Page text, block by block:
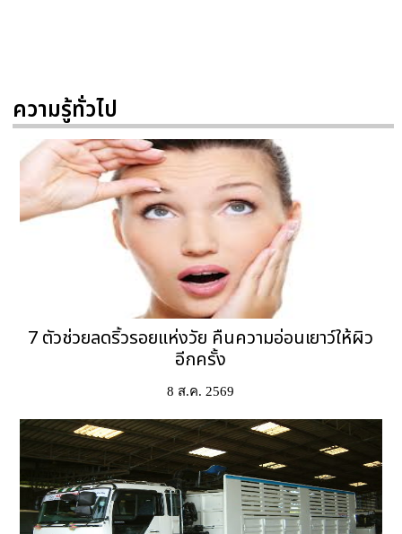
ความรู้ทั่วไป
7 ตัวช่วยลดริ้วรอยแห่งวัย คืนความอ่อนเยาว์ให้ผิว
อีกครั้ง
8 ส.ค. 2569